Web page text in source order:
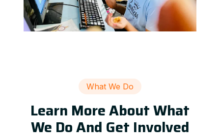
What We Do
Learn More About What
We Do And Get Involved